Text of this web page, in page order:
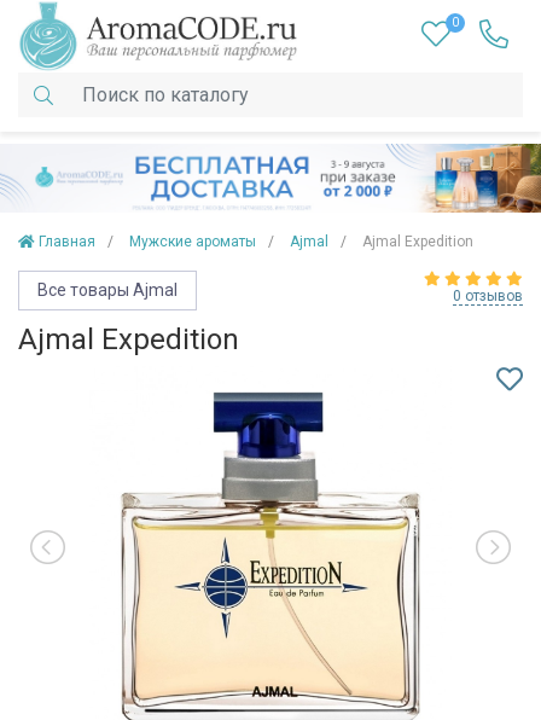
0
Главная Мужские ароматы Ajmal Ajmal Expedition
Все товары Ajmal 0 отзывов
Ajmal Expedition